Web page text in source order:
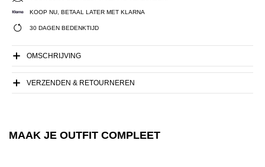
KOOP NU, BETAAL LATER MET KLARNA
30 DAGEN BEDENKTIJD
OMSCHRIJVING
VERZENDEN & RETOURNEREN
MAAK JE OUTFIT COMPLEET